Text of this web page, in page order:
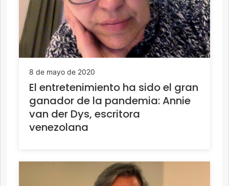
8 de mayo de 2020
El entretenimiento ha sido el gran
ganador de la pandemia: Annie
van der Dys, escritora
venezolana